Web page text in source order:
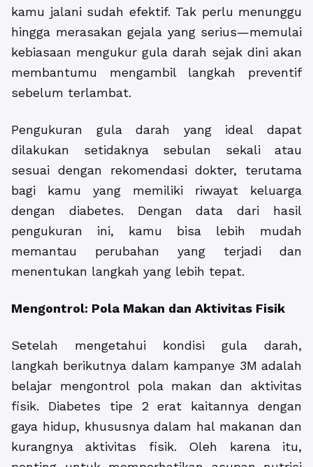
kamu jalani sudah efektif. Tak perlu menunggu
hingga merasakan gejala yang serius—memulai
kebiasaan mengukur gula darah sejak dini akan
membantumu mengambil langkah preventif
sebelum terlambat.
Pengukuran gula darah yang ideal dapat
dilakukan setidaknya sebulan sekali atau
sesuai dengan rekomendasi dokter, terutama
bagi kamu yang memiliki riwayat keluarga
dengan diabetes. Dengan data dari hasil
pengukuran ini, kamu bisa lebih mudah
memantau perubahan yang terjadi dan
menentukan langkah yang lebih tepat.
Mengontrol: Pola Makan dan Aktivitas Fisik
Setelah mengetahui kondisi gula darah,
langkah berikutnya dalam kampanye 3M adalah
belajar mengontrol pola makan dan aktivitas
fisik. Diabetes tipe 2 erat kaitannya dengan
gaya hidup, khususnya dalam hal makanan dan
kurangnya aktivitas fisik. Oleh karena itu,